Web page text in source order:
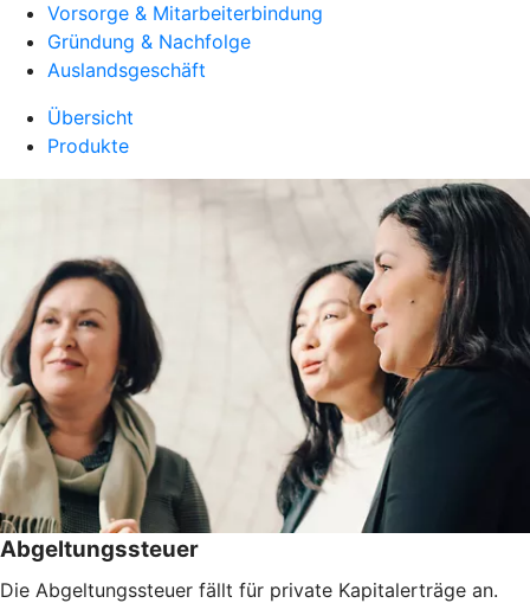
Vorsorge & Mitarbeiterbindung
Gründung & Nachfolge
Auslandsgeschäft
Übersicht
Produkte
Abgeltungssteuer
Die Abgeltungssteuer fällt für private Kapitalerträge an.